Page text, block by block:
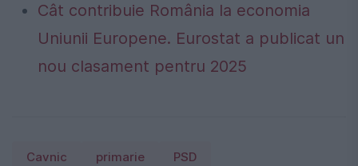
Cât contribuie România la economia
Uniunii Europene. Eurostat a publicat un
nou clasament pentru 2025
Cavnic primarie PSD